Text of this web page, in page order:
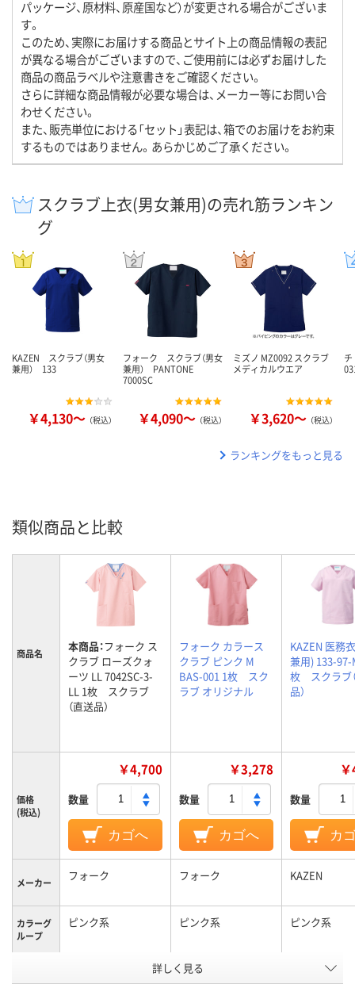
パッケージ、原材料、原産国など）が変更される場合がございま
す。
このため、実際にお届けする商品とサイト上の商品情報の表記
が異なる場合がございますので、ご使用前には必ずお届けした
商品の商品ラベルや注意書きをご確認ください。
さらに詳細な商品情報が必要な場合は、メーカー等にお問い合
わせください。
また、販売単位における「セット」表記は、箱でのお届けをお約束
するものではありません。あらかじめご了承ください。
スクラブ上衣(男女兼用)の売れ筋ランキン
グ
KAZEN スクラブ（男女
兼用） 133
￥4,130～ （税込）
フォーク スクラブ（男女
兼用） PANTONE
7000SC
￥4,090～ （税込）
ミズノ MZ0092 スクラブ
メディカルウエア
￥3,620～ （税込）
ランキングをもっと見る
類似商品と比較
商品名 本商品：フォーク ス
クラブ ローズクォ
ーツ LL 7042SC-3-
LL 1枚 スクラブ
（直送品）
フォーク カラース
クラブ ピンク M
BAS-001 1枚 スク
ラブ オリジナル
KAZEN 医務
兼用) 133-97-
枚 スクラブ
品）
価格
(税込)
￥4,700
数量
カゴへ
￥3,278
数量
カゴへ
数量
カ
メーカー フォーク フォーク KAZEN
カラーグ
ループ
ピンク系 ピンク系 ピンク系
M
詳しく見る